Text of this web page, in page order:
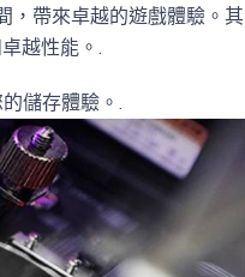
，帶來卓越的遊戲體驗。其
越性能。.
儲存體驗。.